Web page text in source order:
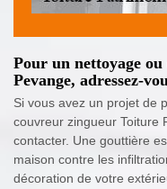
Pour un nettoyage
Pevange, adressez-
Si vous avez un projet de
couvreur zingueur Toiture
contacter. Une gouttière
maison contre les
décoration de votre